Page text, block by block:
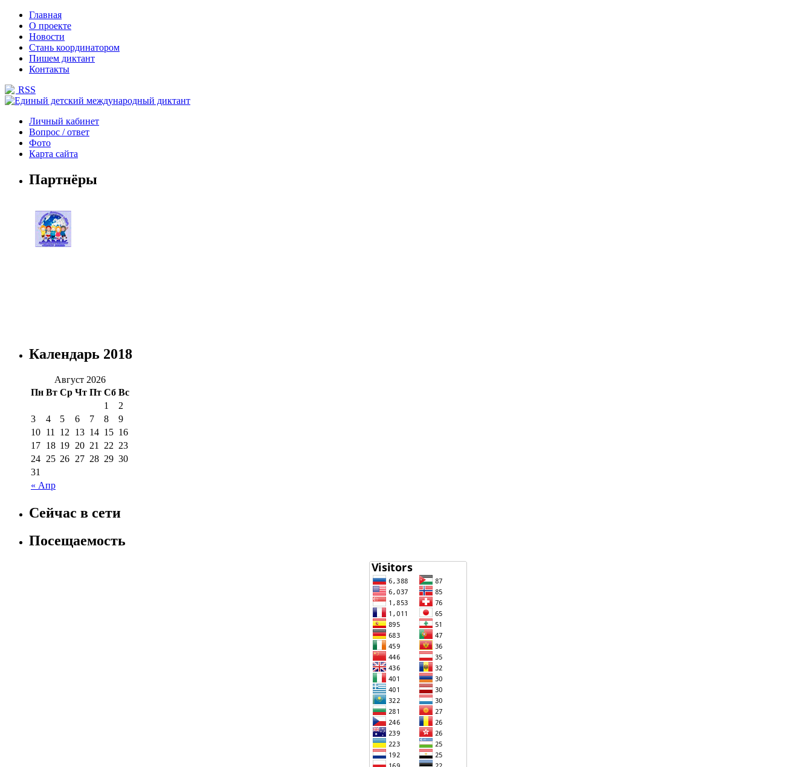
Главная
О проекте
Новости
Стань координатором
Пишем диктант
Контакты
RSS
Личный кабинет
Вопрос / ответ
Фото
Карта сайта
Партнёры
Календарь 2018
Август 2026
Пн Вт Ср Чт Пт Сб Вс
« Апр
1
2
3
4 5 6 7 8
9
10 11 12 13 14 15 16
17 18 19 20 21 22 23
24 25 26 27 28 29 30
31
Сейчас в сети
Посещаемость